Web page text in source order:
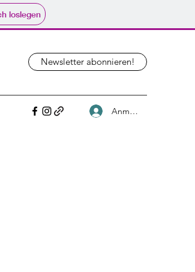
loslegen
Newsletter abonnieren!
Anmelden